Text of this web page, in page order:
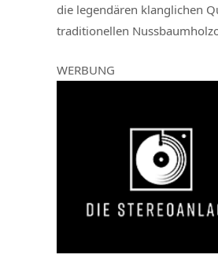
die legendären klanglichen
traditionellen
WERBUNG